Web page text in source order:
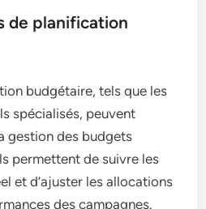
de planification
budgétaire, tels que les
spécialisés, peuvent
gestion des budgets
permettent de suivre les
et d’ajuster les allocations
des campagnes.